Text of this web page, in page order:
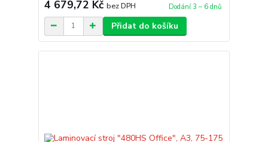
4 679,72 Kč bez DPH Dodání 3 – 6 dnů
Přidat do košíku